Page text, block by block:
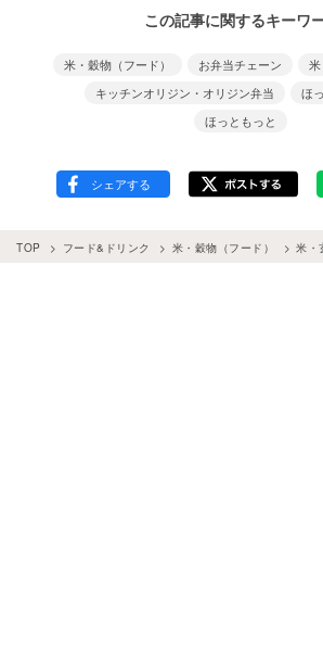
この記事に関するキーワ
米・穀物（フード） お弁当チェーン
米
キッチンオリジン・オリジン弁当
ほ
ほっともっと
TOP フード&ドリンク 米・穀物（フード） 米・